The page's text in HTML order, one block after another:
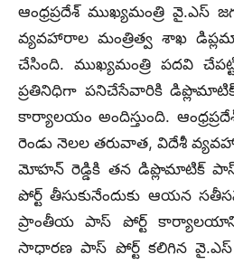
ఆంధ్రప్రదేశ్ ముఖ్యమంత్రి
వ్యవహారాల మంత్రిత్వ శాఖ
చేసింది. ముఖ్యమంత్రి పదవి
ప్రతినిధిగా పనిచేసేవారికి
కార్యాలయం అందిస్తుంది.
రెండు నెలల తరువాత, విదేశీ
మోహన్ రెడ్డికి తన డిప్లొమాటిక్
పోర్ట్ తీసుకునేందుకు ఆయన
ప్రాంతీయ పాస్ పోర్ట్ కార్యాలయానికి
సాధారణ పాస్ పోర్ట్ కలిగిన